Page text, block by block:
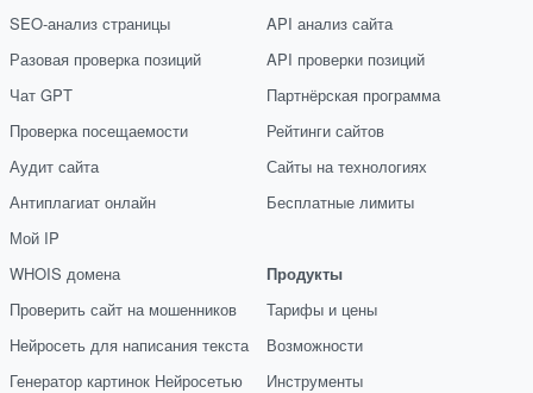
SEO-анализ страницы
Разовая проверка позиций
Чат GPT
Проверка посещаемости
Аудит сайта
Антиплагиат онлайн
Мой IP
WHOIS домена
Проверить сайт на мошенников
Нейросеть для написания текста
Генератор картинок Нейросетью
API анализ сайта
API проверки позиций
Партнёрская программа
Рейтинги сайтов
Сайты на технологиях
Бесплатные лимиты
Продукты
Тарифы и цены
Возможности
Инструменты